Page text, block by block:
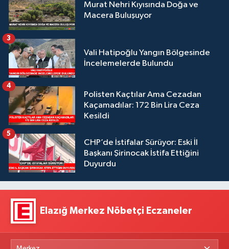
Murat Nehri Kıyısında Doğa ve
Macera Buluşuyor
Vali Hatipoğlu Yangın Bölgesinde
İncelemelerde Bulundu
3
Polisten Kaçtılar Ama Cezadan
Kaçamadılar: 172 Bin Lira Ceza
Kesildi
4
CHP’de İstifalar Sürüyor: Eski İl
Başkanı Şirinocak İstifa Ettiğini
Duyurdu
5
Elazığ Merkez Nöbetçi Eczaneler